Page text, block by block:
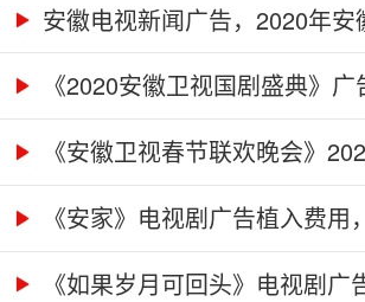
安徽电视新闻广告，2020年安
《2020安徽卫视国剧盛典》
《安徽卫视春节联欢晚会》
《安家》电视剧广告植入费用
视...《如果岁月可回头》电视剧广